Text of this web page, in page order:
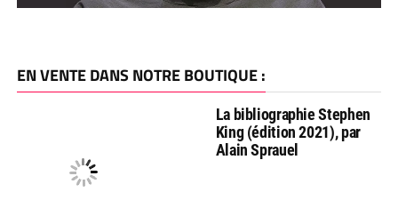
EN VENTE DANS NOTRE BOUTIQUE :
La bibliographie Stephen
King (édition 2021), par
Alain Sprauel